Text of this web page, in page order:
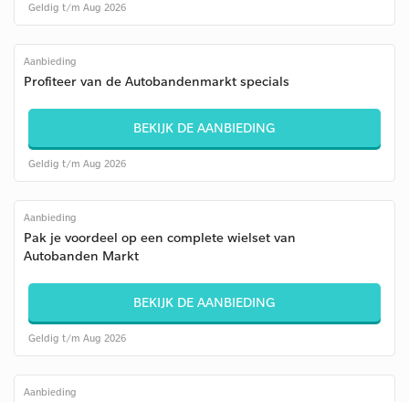
Geldig t/m Aug 2026
Aanbieding
Profiteer van de Autobandenmarkt specials
BEKIJK DE AANBIEDING
Geldig t/m Aug 2026
Aanbieding
Pak je voordeel op een complete wielset van
Autobanden Markt
BEKIJK DE AANBIEDING
Geldig t/m Aug 2026
Aanbieding